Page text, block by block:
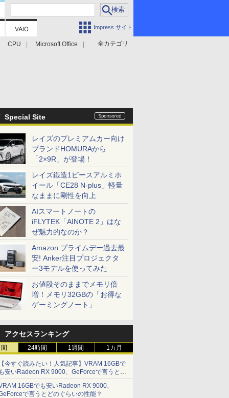
Impress サイト
全カテゴリ
CPU Microsoft Office
Special Site
レイズのプレミアムカー向け
ブランドHOMURAから
「2×9R」が登場！
レイズ鍛造1ピースアルミホ
イール「CE28 N-plus」軽量
なままに剛性を向上
AIスマートノートの
iFLYTEK「AINOTE 2」はな
ぜ魅力的なのか？
Amazon プライムデー過去最
安! Anker注目プロジェクタ
ー3モデルを使ってみた
お値段そのままでメモリ倍
増！メモリ32GBの「お得な
ゲーミングノート」
アクセスランキング
24時間 1週間 1カ月
今すぐ読みたい！人気記事】VRAM 16GBで
安いRadeon RX 9000、GeForceで言うとど
ぐらいの性能？ - PC Watch
16GBでも安いRadeon RX 9000、
で言うとどのぐらいの性能？